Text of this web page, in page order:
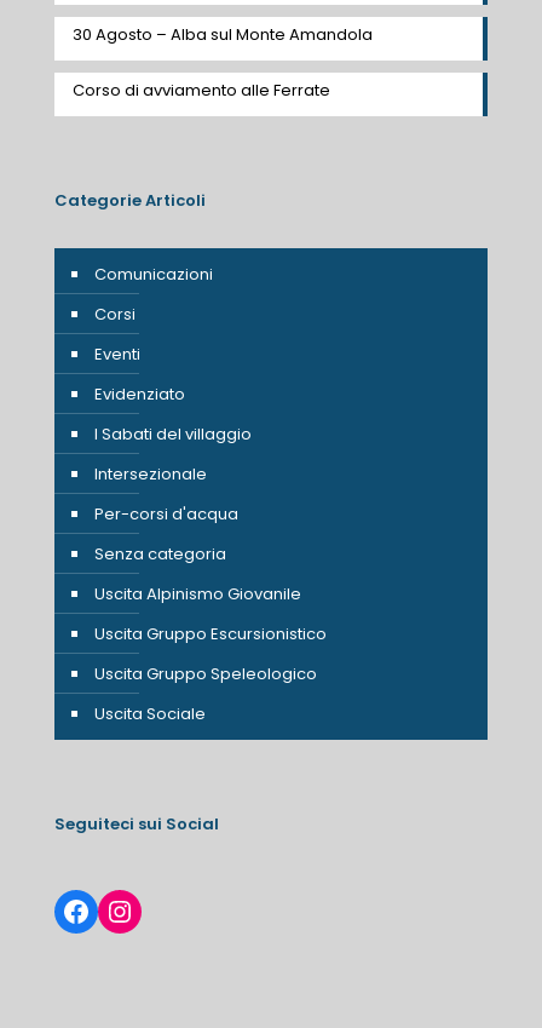
30 Agosto – Alba sul Monte Amandola
Corso di avviamento alle Ferrate
Categorie Articoli
Comunicazioni
Corsi
Eventi
Evidenziato
I Sabati del villaggio
Intersezionale
Per-corsi d'acqua
Senza categoria
Uscita Alpinismo Giovanile
Uscita Gruppo Escursionistico
Uscita Gruppo Speleologico
Uscita Sociale
Seguiteci sui Social
Facebook
Instagram